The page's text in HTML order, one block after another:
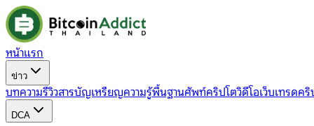
หน้าแรก
ข่าว
บทความรีวิวสารบัญเหรียญความรู้พื้นฐานศัพท์คริปโตวิดีโอเว็บเทรดค
DCA